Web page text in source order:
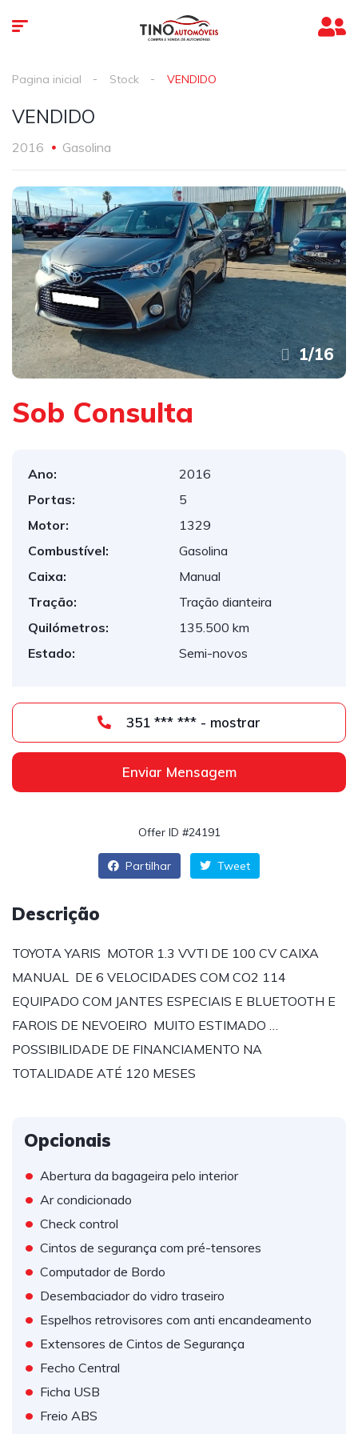
Pagina inicial Stock VENDIDO
VENDIDO
2016 Gasolina
1/16
Sob Consulta
Ano:
2016
Portas:
5
Motor:
1329
Combustível:
Gasolina
Caixa:
Manual
Tração:
Tração dianteira
Quilómetros:
135.500 km
Estado:
Semi-novos
351 *** *** - mostrar
Enviar Mensagem
Offer ID #24191
Partilhar Tweet
Descrição
TOYOTA YARIS MOTOR 1.3 VVTI DE 100 CV CAIXA
MANUAL DE 6 VELOCIDADES COM CO2 114
EQUIPADO COM JANTES ESPECIAIS E BLUETOOTH E
FAROIS DE NEVOEIRO MUITO ESTIMADO …
POSSIBILIDADE DE FINANCIAMENTO NA
TOTALIDADE ATÉ 120 MESES
Opcionais
• Abertura da bagageira pelo interior
• Ar condicionado
• Check control
• Cintos de segurança com pré-tensores
• Computador de Bordo
• Desembaciador do vidro traseiro
• Espelhos retrovisores com anti encandeamento
• Extensores de Cintos de Segurança
• Fecho Central
• Ficha USB
• Freio ABS